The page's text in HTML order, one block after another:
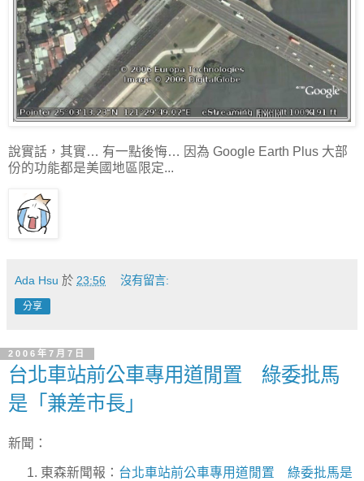
說實話，其實… 有一點後悔… 因為 Google Earth Plus 大部
份的功能都是美國地區限定...
Ada Hsu 於 23:56 沒有留言:
分享
2006年7月7日
台北車站前公車專用道閒置 綠委批馬
是「兼差市長」
新聞：
東森新聞報： 台北車站前公車專用道閒置 綠委批馬是